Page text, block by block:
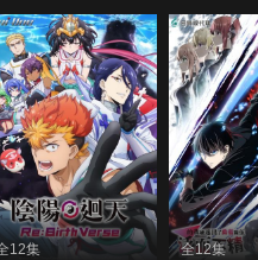
12集 全12集